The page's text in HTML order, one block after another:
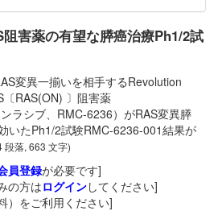
害薬の有望な膵癌治療Ph1/2試
変異一揃いを相手するRevolution
RAS(ON) 〕阻害薬
ラシブ、RMC-6236）がRAS変異膵
いたPh1/2試験RMC-6236-001結果が
段落, 663 文字)
員登録が必要です]
の方はログインしてください]
）をご利用ください]